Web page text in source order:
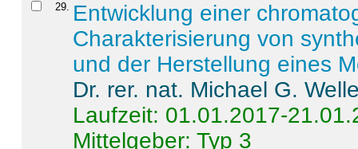
29. Entwicklung einer
Charakterisierung von
und der Herstellung eines
Dr. rer. nat. Michael G.
Laufzeit: 01.01.2017-
Mittelgeber: Typ 3